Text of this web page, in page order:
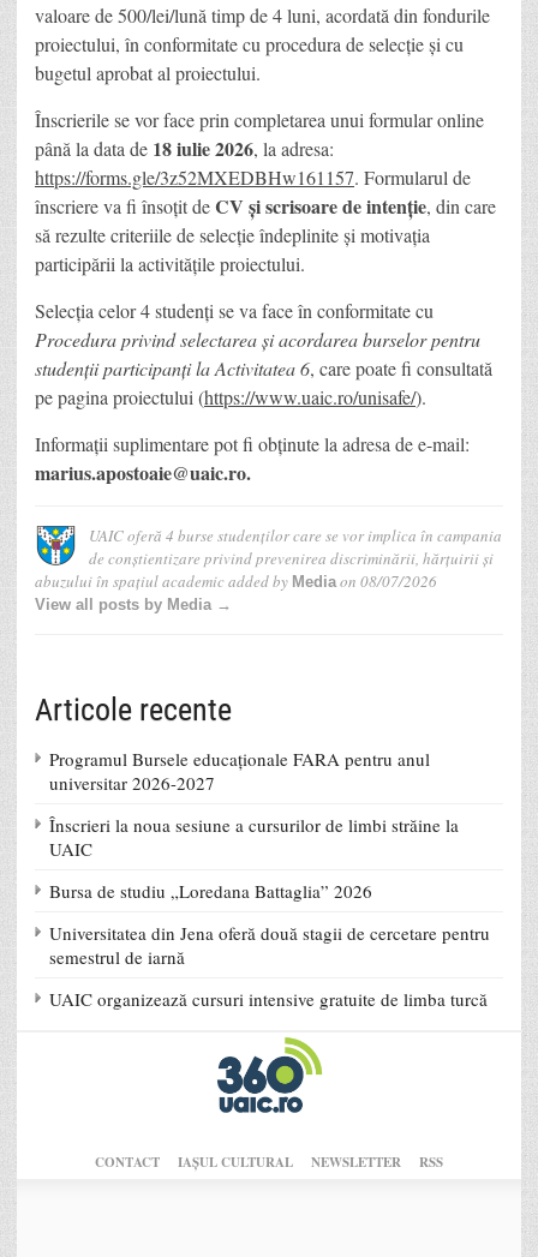
valoare de 500/lei/lună timp de 4 luni, acordată din fondurile
proiectului, în conformitate cu procedura de selecție și cu
bugetul aprobat al proiectului.
Înscrierile se vor face prin completarea unui formular online
până la data de 18 iulie 2026, la adresa:
https://forms.gle/3z52MXEDBHw161157. Formularul de
înscriere va fi însoțit deCV și scrisoare de intenție, din care
să rezulte criteriile de selecție îndeplinite și motivația
participării la activitățile proiectului.
Selecția celor 4 studenți se va face în conformitate cu
Procedura privind selectarea și acordarea burselor pentru
studenții participanți la Activitatea 6, care poate fi consultată
pe pagina proiectului (https://www.uaic.ro/unisafe/).
Informații suplimentare pot fi obținute la adresa de e-mail:
marius.apostoaie@uaic.ro.
UAIC oferă 4 burse studenților care se vor implica în campania
de conștientizare privind prevenirea discriminării, hărțuirii și
abuzului în spațiul academicadded by Mediaon 08/07/2026
View all posts by Media →
Articole recente
Programul Bursele educaționale FARA pentru anul
universitar 2026-2027
Înscrieri la noua sesiune a cursurilor de limbi străine la
UAIC
Bursa de studiu „Loredana Battaglia” 2026
Universitatea din Jena oferă două stagii de cercetare pentru
semestrul de iarnă
UAIC organizează cursuri intensive gratuite de limba turcă
CONTACT IAŞUL CULTURAL NEWSLETTER RSS